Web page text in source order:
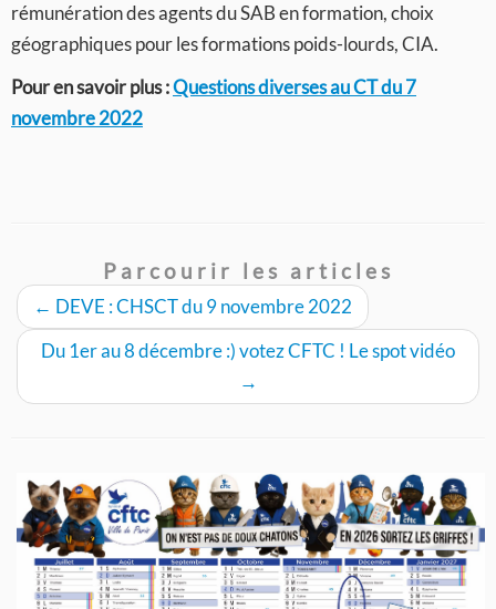
rémunération des agents du SAB en formation, choix
géographiques pour les formations poids-lourds, CIA.
Pour en savoir plus :Questions diverses au CT du 7
novembre 2022
Parcourir les articles
← DEVE : CHSCT du 9 novembre 2022
Du 1er au 8 décembre :) votez CFTC ! Le spot vidéo
→